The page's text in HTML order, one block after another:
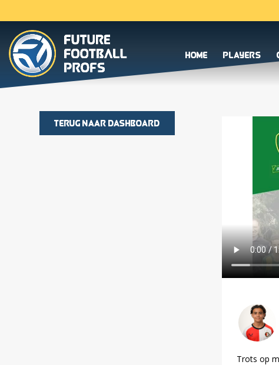
Home Players
Terug naar dashboard
Trots op